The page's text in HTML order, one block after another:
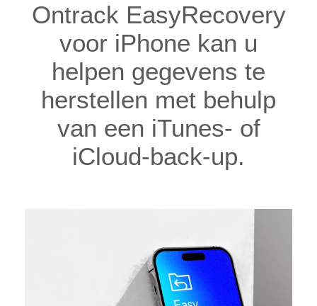
Ontrack EasyRecovery
voor iPhone kan u
helpen gegevens te
herstellen met behulp
van een iTunes- of
iCloud-back-up.